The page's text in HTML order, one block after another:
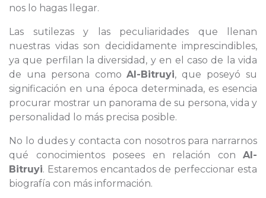
nos lo hagas llegar.
Las sutilezas y las peculiaridades que llenan
nuestras vidas son decididamente imprescindibles,
ya que perfilan la diversidad, y en el caso de la vida
de una persona comoAl-Bitruyi, que poseyó su
significación en una época determinada, es esencia
procurar mostrar un panorama de su persona, vida y
personalidad lo más precisa posible.
No lo dudes y contacta con nosotros para narrarnos
qué conocimientos posees en relación con Al-
Bitruyi. Estaremos encantados de perfeccionar esta
biografía con más información.